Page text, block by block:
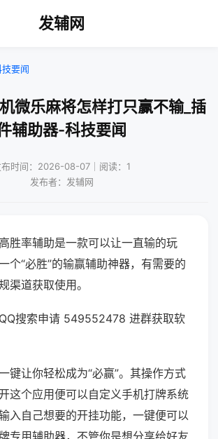
发辅网
技要闻
微乐麻将怎样打只赢不输_插
辅助器-科技要闻
布时间：2026-08-07｜阅读：1
发布者：发辅网
胜率辅助是一款可以让一直输的玩
个“必胜”的输赢辅助神器，有需要的
渠道获取使用。
搜索申请 549552478 进群获取软
键让你轻松成为“必赢”。其操作方式
这个应用便可以自定义手机打牌系统
入自己想要的开挂功能，一键便可以
专用辅助器，不管你是想分享给好友